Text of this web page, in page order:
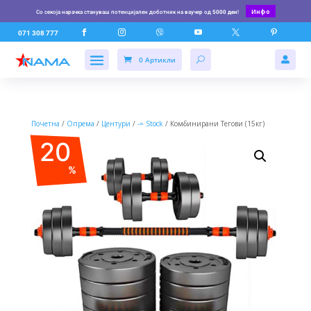
Со секоја нарачка стануваш потенцијален доботник на ваучер од 5000 ден! Инфо
071 308 777      
0 Артикли 
Почетна / Опрема / Центури / -= Stock/ Комбинирани Тегови (15кг)
20
%